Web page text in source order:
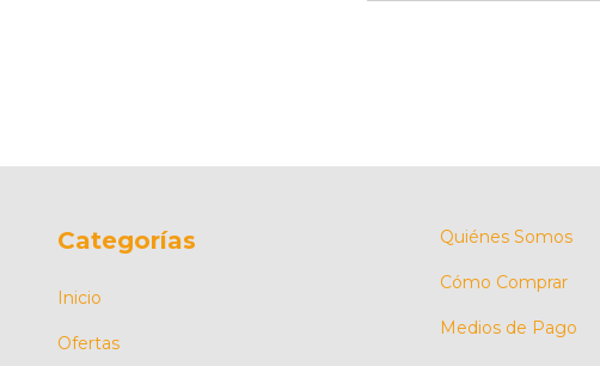
Categorías
Inicio
Ofertas
Quiénes Somos
Cómo Comprar
Medios de Pago